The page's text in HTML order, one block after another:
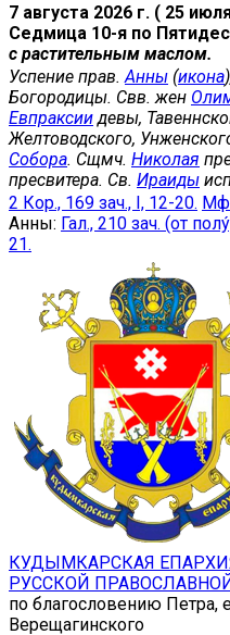
7 августа 2026 г. ( 25
Седмица 10-я по
с растительным маслом.
Успение прав. Анны (икона
Богородицы. Свв. жен
Евпраксии девы,
Желтоводского,
Собора. Сщмч. Николая
пресвитера. Св. Ираиды
2 Кор., 169 зач., I, 12-20.
Анны: Гал., 210 зач. (от
21.
КУДЫМКАРСКАЯ
РУССКОЙ
по благословению Петра,
Верещагинского